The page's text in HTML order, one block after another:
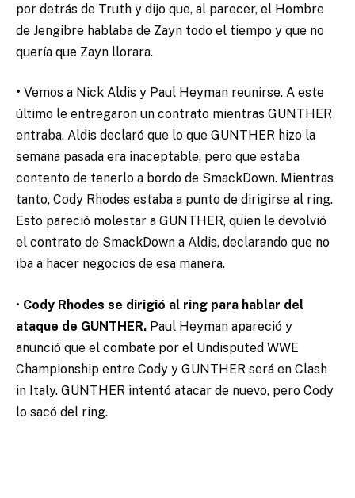
por detrás de Truth y dijo que, al parecer, el Hombre
de Jengibre hablaba de Zayn todo el tiempo y que no
quería que Zayn llorara.
• Vemos a Nick Aldis y Paul Heyman reunirse. A este
último le entregaron un contrato mientras GUNTHER
entraba. Aldis declaró que lo que GUNTHER hizo la
semana pasada era inaceptable, pero que estaba
contento de tenerlo a bordo de SmackDown. Mientras
tanto, Cody Rhodes estaba a punto de dirigirse al ring.
Esto pareció molestar a GUNTHER, quien le devolvió
el contrato de SmackDown a Aldis, declarando que no
iba a hacer negocios de esa manera.
• Cody Rhodes se dirigió al ring para hablar del
ataque de GUNTHER. Paul Heyman apareció y
anunció que el combate por el Undisputed WWE
Championship entre Cody y GUNTHER será en Clash
in Italy. GUNTHER intentó atacar de nuevo, pero Cody
lo sacó del ring.